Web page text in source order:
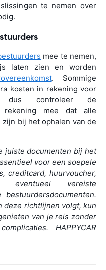
te nemen over
mee te nemen,
laten zien en worden
. Sommige
kosten in rekening voor
dus controleer de
rekening mee dat alle
bij het ophalen van de
juiste documenten bij het
voor een soepele
creditcard, huurvoucher,
eventueel vereiste
deze richtlijnen volgt, kun
van je reis zonder
HAPPYCAR